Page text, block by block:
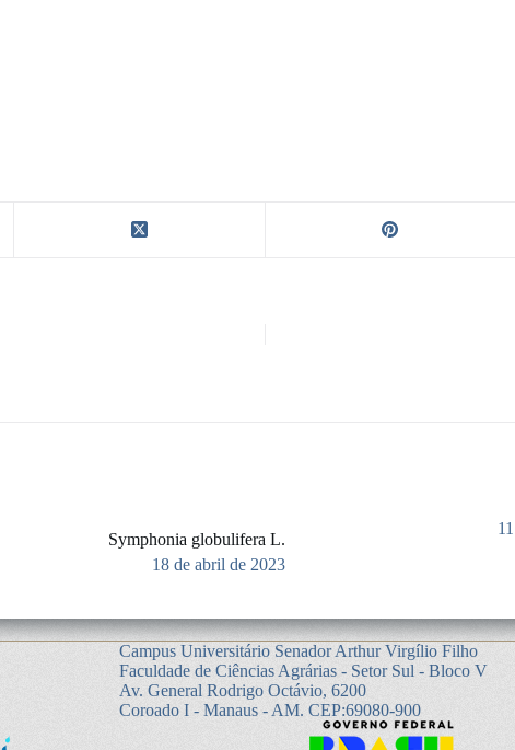
Symphonia globulifera L.
18 de abril de 2023
Campus Universitário Senador Arthur Virgílio Filho
Faculdade de Ciências Agrárias - Setor Sul - Bloco V
Av. General Rodrigo Octávio, 6200
Coroado I - Manaus - AM. CEP:69080-900